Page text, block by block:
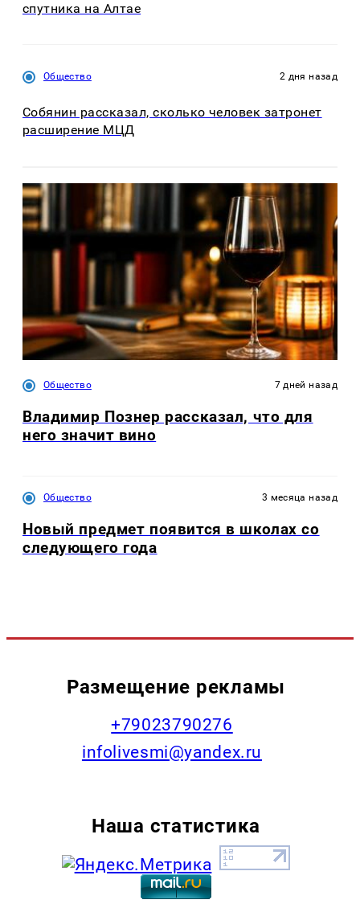
спутника на Алтае
Общество 2 дня назад
Собянин рассказал, сколько человек затронет
расширение МЦД
Общество 7 дней назад
Владимир Познер рассказал, что для
него значит вино
Общество 3 месяца назад
Новый предмет появится в школах со
следующего года
Размещение рекламы
+79023790276
infolivesmi@yandex.ru
Наша статистика